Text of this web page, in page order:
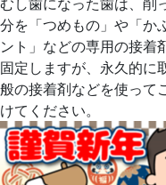
分を「つめもの」や「か
ント」などの専用の接着
固定しますが、永久的に
般の接着剤などを使って
けてください。